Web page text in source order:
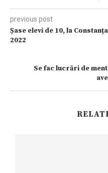
previous post
Șase elevi de 10, la
2022
Se fac lucrări de